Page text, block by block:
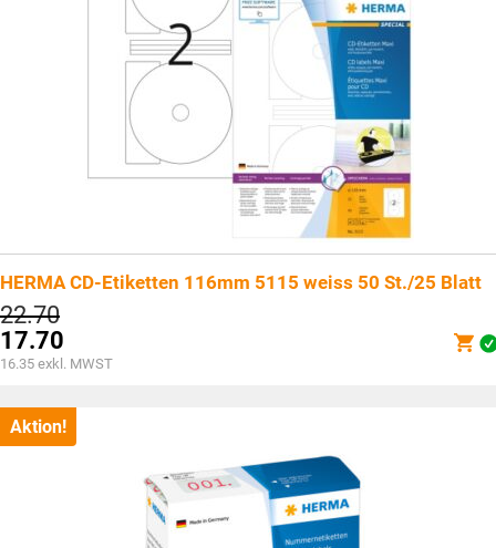
HERMA CD-Etiketten 116mm 5115 weiss 50 St./25 Blatt
22.70Ursprünglicher
Preis
war:
CHF22.70
17.70
Aktueller
ist:
CHF17.70.
16.35 exkl. MWST
Aktion!